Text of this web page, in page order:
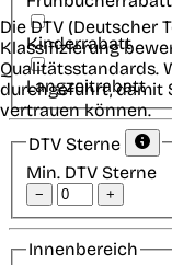
Kinderrabatt
Langzeitrabatt
DTV Sterne
Min. DTV Sterne
− +
Die DTV (Deutscher
Klassifizierung
Qualitätsstandards.
durchgeführt, damit
vertrauen können.
Innenbereich